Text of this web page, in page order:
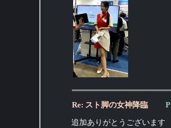
Re: スト脚の女神降臨 P
追加ありがとうございます